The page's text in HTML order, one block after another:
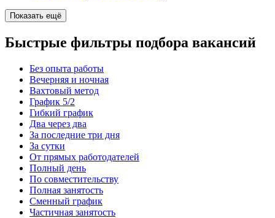
Показать ещё
Быстрые фильтры подбора вакансий
Без опыта работы
Вечерняя и ночная
Вахтовый метод
График 5/2
Гибкий график
Два через два
За последние три дня
За сутки
От прямых работодателей
Полный день
По совместительству
Полная занятость
Сменный график
Частичная занятость